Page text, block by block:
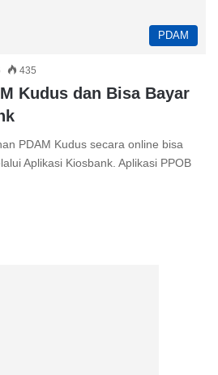
PDAM
435
Kudus dan Bisa Bayar
PDAM Kudus secara online bisa
Aplikasi Kiosbank. Aplikasi PPOB